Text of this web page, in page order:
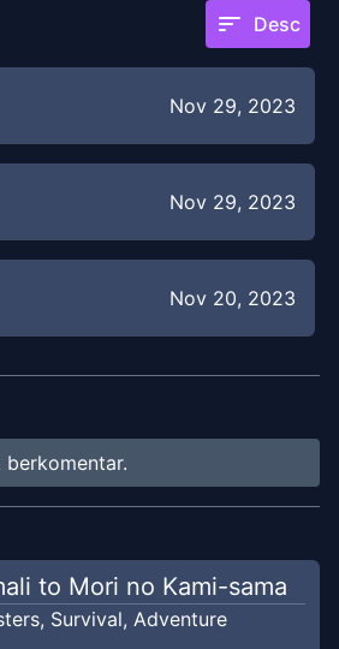
sort Desc
Nov 29, 2023
Nov 29, 2023
Nov 20, 2023
berkomentar.
to Mori no Kami-sama
, Survival, Adventure